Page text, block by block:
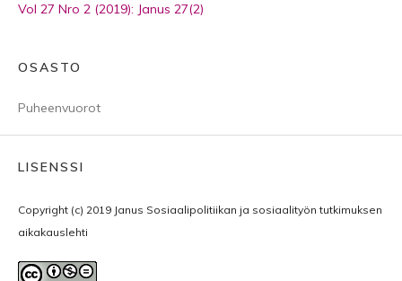
Vol 27 Nro 2 (2019): Janus 27(2)
OSASTO
Puheenvuorot
LISENSSI
Copyright (c) 2019 Janus Sosiaalipolitiikan ja sosiaalityön tutkimuksen
aikakauslehti